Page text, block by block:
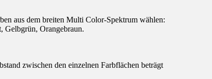
aus dem breiten Multi Color-Spektrum wählen:
Gelbgrün, Orangebraun.
zwischen den einzelnen Farbflächen beträgt